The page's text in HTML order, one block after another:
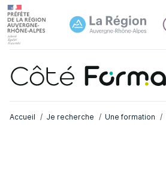
Accueil Je recherche Une formation